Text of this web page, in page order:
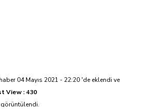
04 Mayıs 2021 - 22:20 'de eklendi ve
View :430
görüntülendi.